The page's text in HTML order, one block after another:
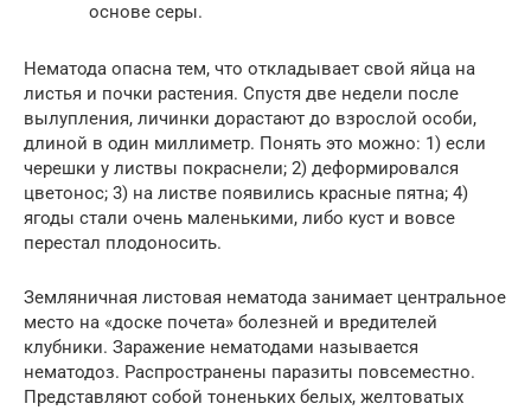
основе серы.
Нематода опасна тем, что откладывает свой яйца на
листья и почки растения. Спустя две недели после
вылупления, личинки дорастают до взрослой особи,
длиной в один миллиметр. Понять это можно: 1) если
черешки у листвы покраснели; 2) деформировался
цветонос; 3) на листве появились красные пятна; 4)
ягоды стали очень маленькими, либо куст и вовсе
перестал плодоносить.
Земляничная листовая нематода занимает центральное
место на «доске почета» болезней и вредителей
клубники. Заражение нематодами называется
нематодоз. Распространены паразиты повсеместно.
Представляют собой тоненьких белых, желтоватых